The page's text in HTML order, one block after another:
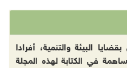
البيئة والتنمية، أفرادا
في الكتابة لهذه المجلة